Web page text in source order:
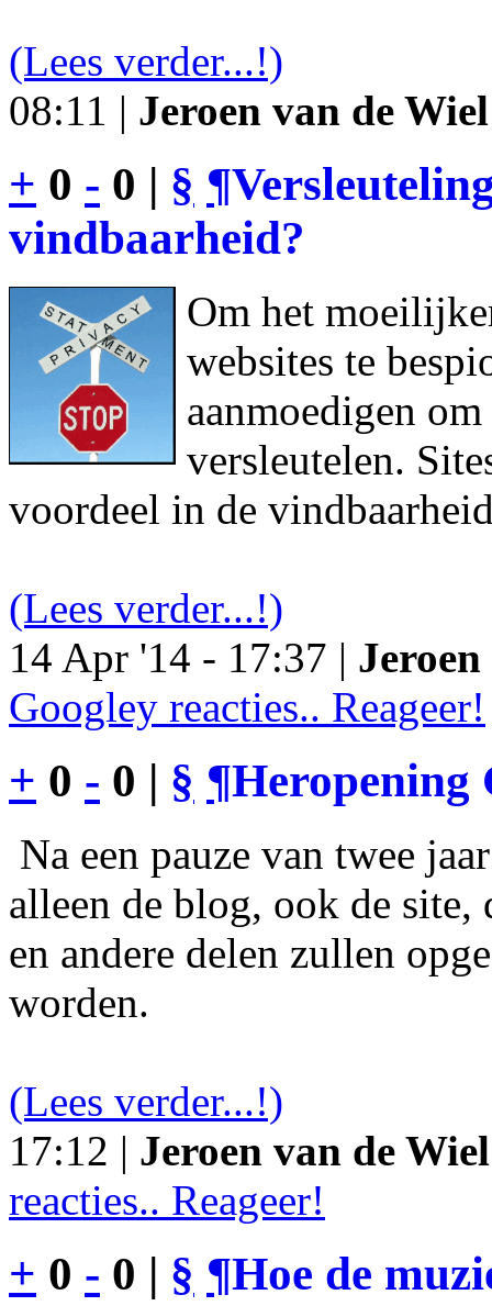
(Lees verder...!)
08:11 | Jeroen van de Wiel
+ 0 - 0 | § ¶
vindbaarheid?
Om het
websites te
aanmoedigen
versleutelen.
voordeel in de
(Lees verder...!)
14 Apr '14 - 17:37 |
Googley reacties.. Reageer!
+ 0 - 0 | § ¶Heropening
Na een pauze van twee
alleen de blog, ook de site,
en andere delen zullen
worden.
(Lees verder...!)
17:12 | Jeroen van de Wiel
reacties.. Reageer!
+ 0 - 0 | § ¶Hoe de